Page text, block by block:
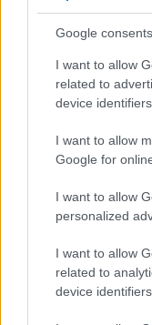
Google consents
I want to allow
related to
device
I want to allow
Google for
I want to allow
personalized
I want to allow
related to
device
Hazaszállították